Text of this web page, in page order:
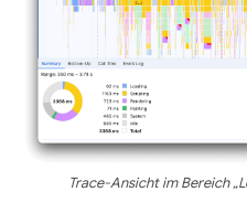
Trace-Ansicht im Bereich